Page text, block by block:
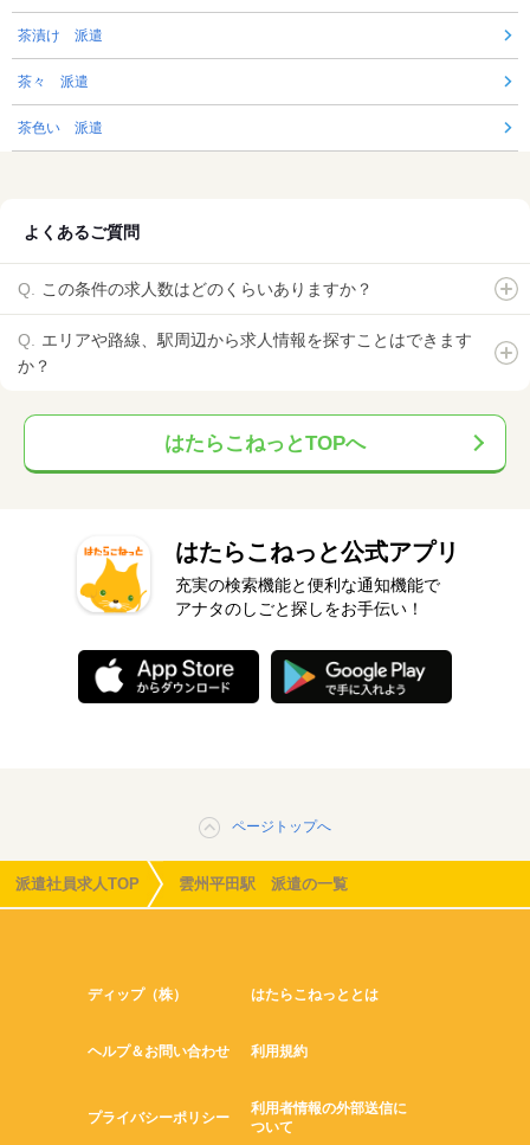
茶漬け 派遣
茶々 派遣
茶色い 派遣
よくあるご質問
この条件の求人数はどのくらいありますか？
エリアや路線、駅周辺から求人情報を探すことはできます
か？
はたらこねっとTOPへ
はたらこねっと公式アプリ
充実の検索機能と便利な通知機能で
アナタのしごと探しをお手伝い！
ページトップへ
派遣社員求人TOP 雲州平田駅 派遣の一覧
ディップ（株） はたらこねっととは
ヘルプ＆お問い合わせ 利用規約
プライバシーポリシー
利用者情報の外部送信に
ついて